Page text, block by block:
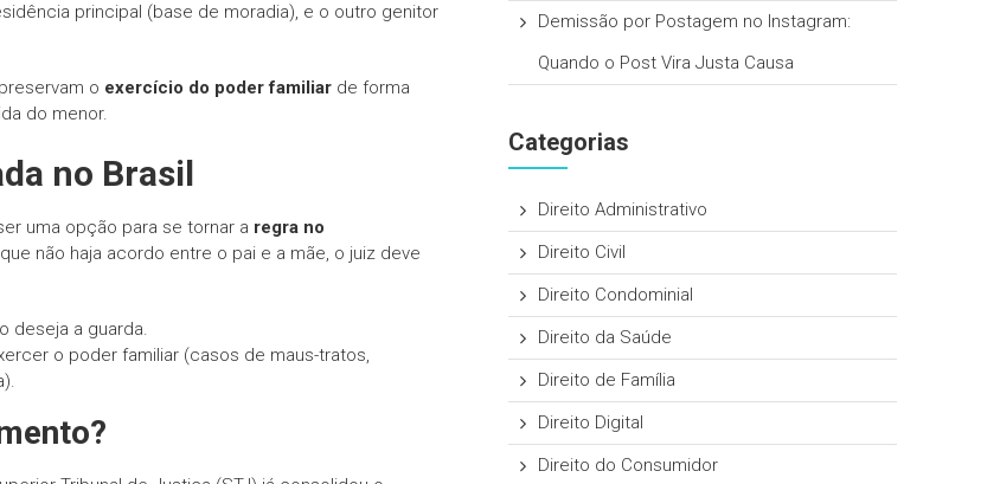
principal (base de moradia), e o outro genitor
o exercício do poder familiar de forma
do menor.
no Brasil
uma opção para se tornar a regra no
não haja acordo entre o pai e a mãe, o juiz deve
deseja a guarda.
o poder familiar (casos de maus-tratos,
Demissão por Postagem no Instagram:
Quando o Post Vira Justa Causa
Categorias
Direito Administrativo
Direito Civil
Direito Condominial
Direito da Saúde
Direito de Família
Direito Digital
Direito do Consumidor